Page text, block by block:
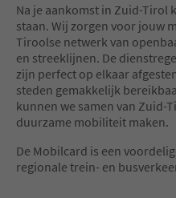
Na je aankomst in Zuid-Tirol
staan. Wij zorgen voor jouw
Tiroolse netwerk van
en streeklijnen. De
zijn perfect op elkaar
steden gemakkelijk
kunnen we samen van Zuid-
duurzame mobiliteit maken.
De Mobilcard is een
regionale trein- en